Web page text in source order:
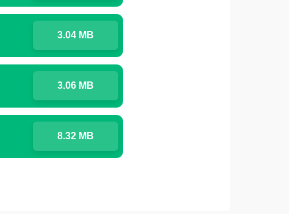
3.04 MB
3.06 MB
8.32 MB